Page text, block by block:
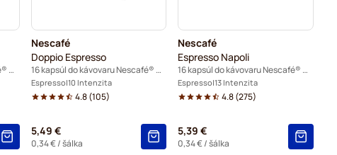
18 kapsúl do kávovaru Nescafé® Dolce Gusto
Nescafé
Doppio Espresso
16 kapsúl do kávovaru Nescafé® Dolce Gusto
Espresso 10 Intenzita
4.8(105)
5,49 €
0,34 €/ šálka
Nescafé
Espresso Napoli
16 kapsúl do kávovaru Nescafé® Dolce Gusto
Espresso 13 Intenzita
4.8(275)
5,39 €
0,34 €/ šálka